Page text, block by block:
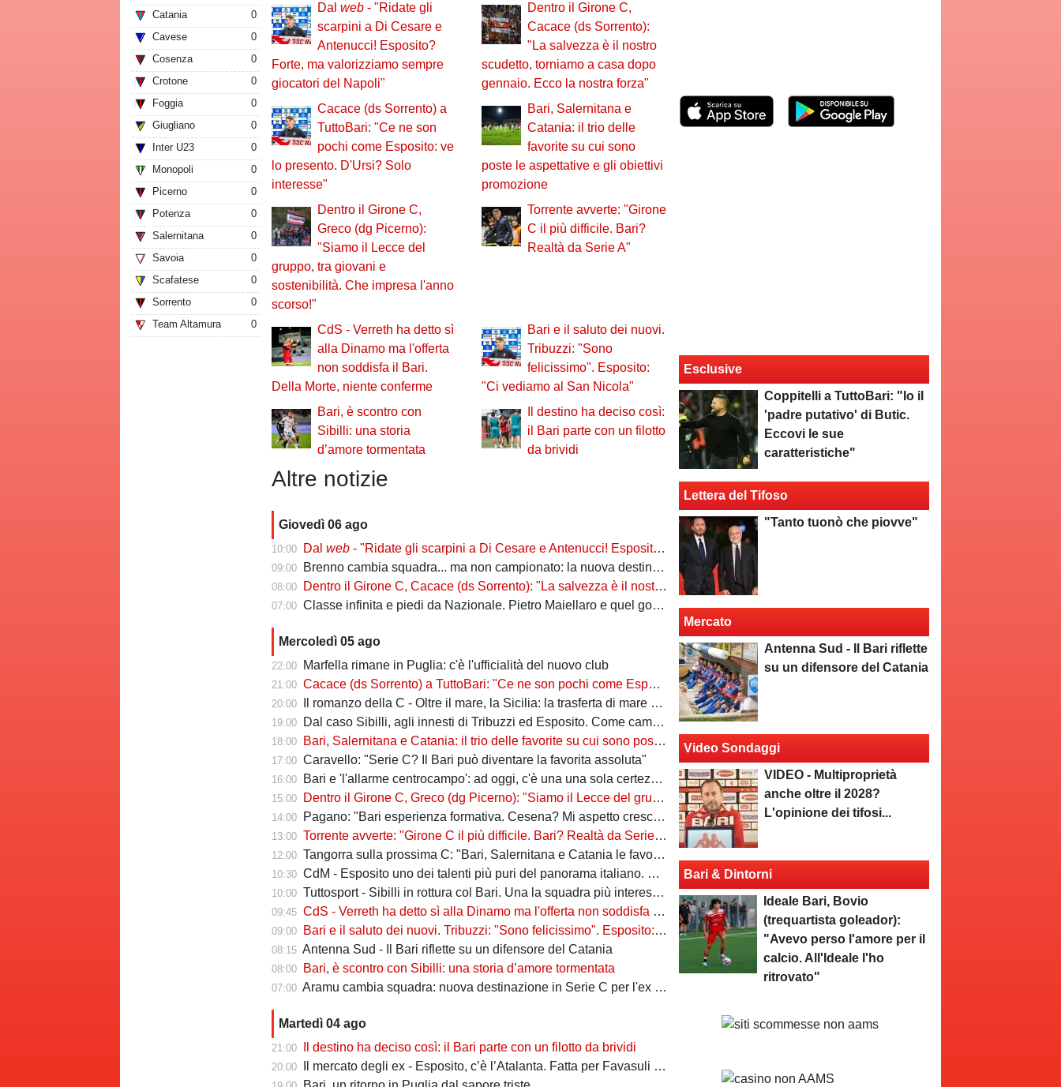
Catania
0
Cavese
0
Cosenza
0
Crotone
0
Foggia
0
Giugliano
0
Inter U23
0
Monopoli
0
Picerno
0
Potenza
0
Salernitana
0
Savoia
0
Scafatese
0
Sorrento
0
Team Altamura
0
Dalweb - "Ridate gli
scarpini a Di Cesare e
Antenucci! Esposito?
Forte, ma valorizziamo sempre
giocatori del Napoli"
Dentro il Girone C,
Cacace (ds Sorrento):
"La salvezza è il nostro
scudetto, torniamo a casa dopo
gennaio. Ecco la nostra forza"
Cacace (ds Sorrento) a
TuttoBari: "Ce ne son
pochi come Esposito: ve
lo presento. D'Ursi? Solo
interesse"
Bari, Salernitana e
Catania: il trio delle
favorite su cui sono
poste le aspettative e gli obiettivi
promozione
Dentro il Girone C,
Greco (dg Picerno):
"Siamo il Lecce del
gruppo, tra giovani e
sostenibilità. Che impresa l'anno
scorso!"
Torrente avverte: "Girone
C il più difficile. Bari?
Realtà da Serie A"
CdS - Verreth ha detto sì
alla Dinamo ma l'offerta
non soddisfa il Bari.
Della Morte, niente conferme
Bari e il saluto dei nuovi.
Tribuzzi: "Sono
felicissimo". Esposito:
"Ci vediamo al San Nicola"
Bari, è scontro con
Sibilli: una storia
d’amore tormentata
Il destino ha deciso così:
il Bari parte con un filotto
da brividi
Altre notizie
Giovedì 06 ago
10:00 Dalweb - "Ridate gli scarpini a Di Cesare e Antenucci! Esposito? Forte, ma valorizziamo sempre giocatori del Napoli"
09:00 Brenno cambia squadra... ma non campionato: la nuova destinazione dell'ex Bari
08:00 Dentro il Girone C, Cacace (ds Sorrento): "La salvezza è il nostro scudetto, torniamo a casa dopo gennaio. Ecco la nostra forza"
07:00 Classe infinita e piedi da Nazionale. Pietro Maiellaro e quel gol da quaranta metri...
Mercoledì 05 ago
22:00 Marfella rimane in Puglia: c'è l'ufficialità del nuovo club
21:00 Cacace (ds Sorrento) a TuttoBari: "Ce ne son pochi come Esposito: ve lo presento. D'Ursi? Solo interesse"
20:00 Il romanzo della C - Oltre il mare, la Sicilia: la trasferta di mare e di vento
19:00 Dal caso Sibilli, agli innesti di Tribuzzi ed Esposito. Come cambia l’attacco
18:00 Bari, Salernitana e Catania: il trio delle favorite su cui sono poste le aspettative e gli obiettivi promozione
17:00 Caravello: "Serie C? Il Bari può diventare la favorita assoluta"
16:00 Bari e 'l'allarme centrocampo': ad oggi, c'è una una sola certezza (e mezza) nel reparto
15:00 Dentro il Girone C, Greco (dg Picerno): "Siamo il Lecce del gruppo, tra giovani e sostenibilità. Che impresa l'anno scorso!"
14:00 Pagano: "Bari esperienza formativa. Cesena? Mi aspetto crescita"
13:00 Torrente avverte: "Girone C il più difficile. Bari? Realtà da Serie A"
12:00 Tangorra sulla prossima C: "Bari, Salernitana e Catania le favorite. Subito dopo altre due"
10:30 CdM - Esposito uno dei talenti più puri del panorama italiano. Sibilli, Marino è furioso
10:00 Tuttosport - Sibilli in rottura col Bari. Una la squadra più interessata a ingaggiarlo
09:45 CdS - Verreth ha detto sì alla Dinamo ma l'offerta non soddisfa il Bari. Della Morte, niente conferme
09:00 Bari e il saluto dei nuovi. Tribuzzi: "Sono felicissimo". Esposito: "Ci vediamo al San Nicola"
08:15 Antenna Sud - Il Bari riflette su un difensore del Catania
08:00 Bari, è scontro con Sibilli: una storia d’amore tormentata
07:00 Aramu cambia squadra: nuova destinazione in Serie C per l'ex Bari
Martedì 04 ago
21:00 Il destino ha deciso così: il Bari parte con un filotto da brividi
20:00 Il mercato degli ex - Esposito, c’è l’Atalanta. Fatta per Favasuli al Napoli, Koutsoupias osservato dal Toro
Esclusive
Coppitelli a TuttoBari: "Io il
'padre putativo' di Butic.
Eccovi le sue
caratteristiche"
Lettera del Tifoso
"Tanto tuonò che piovve"
Mercato
Antenna Sud - Il Bari riflette
su un difensore del Catania
Video Sondaggi
VIDEO - Multiproprietà
anche oltre il 2028?
L'opinione dei tifosi...
Bari & Dintorni
Ideale Bari, Bovio
(trequartista goleador):
"Avevo perso l'amore per il
calcio. All'Ideale l'ho
ritrovato"